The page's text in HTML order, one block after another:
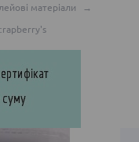
матеріали
→